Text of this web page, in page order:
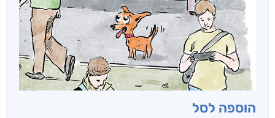
הוספה לסל